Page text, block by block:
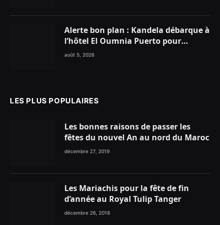
Alerte bon plan : Kandela débarque à
l’hôtel El Oumnia Puerto pour
enflammer le Chiringuito Malibu
août 5, 2026
LES PLUS POPULAIRES
Les bonnes raisons de passer les
fêtes du nouvel An au nord du Maroc
décembre 27, 2019
Les Mariachis pour la fête de fin
d’année au Royal Tulip Tanger
décembre 26, 2018